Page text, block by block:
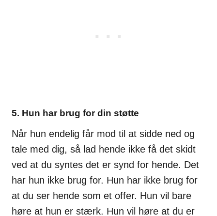
5. Hun har brug for din støtte
Når hun endelig får mod til at sidde ned og
tale med dig, så lad hende ikke få det skidt
ved at du syntes det er synd for hende. Det
har hun ikke brug for. Hun har ikke brug for
at du ser hende som et offer. Hun vil bare
høre at hun er stærk. Hun vil høre at du er